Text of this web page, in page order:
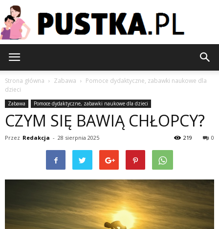
Strona główna Zabawa
Pomoce dydaktyczne, zabawki naukowe dla
dzieci
Zabawa Pomoce dydaktyczne, zabawki naukowe dla dzieci
CZYM SIĘ BAWIĄ CHŁOPCY?
Przez Redakcja - 28 sierpnia 2025 0
219